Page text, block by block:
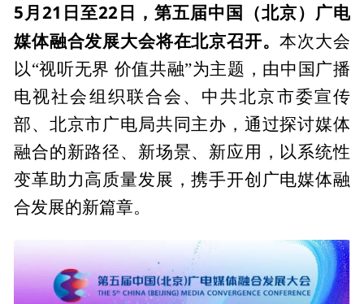
5月21日至22日，第五届中国（北京）广电
媒体融合发展大会将在北京召开。本次大会
以“视听无界 价值共融”为主题，由中国广播
电视社会组织联合会、中共北京市委宣传
部、北京市广电局共同主办，通过探讨媒体
融合的新路径、新场景、新应用，以系统性
变革助力高质量发展，携手开创广电媒体融
合发展的新篇章。